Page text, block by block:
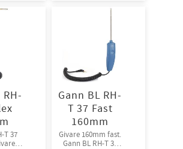
RH-
T 37
Gann BL RH-
T 37 Fast
160mm
Givare 160mm fast.
Gann BL RH-T 37